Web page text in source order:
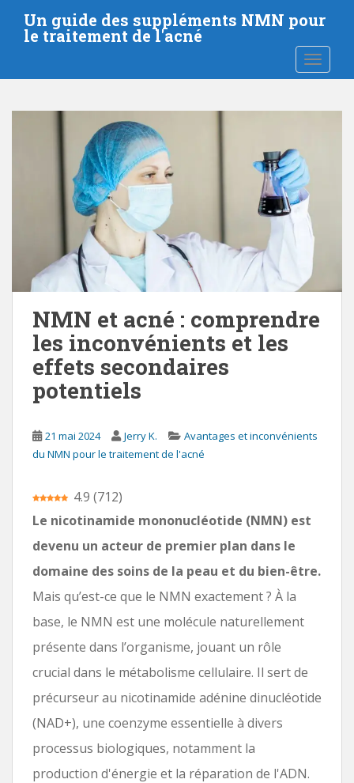
e
Un guide des suppléments NMN pour
le traitement de l'acné
NMN et acné : comprendre
les inconvénients et les
effets secondaires
potentiels
21 mai 2024 Jerry K.
Avantages et inconvénients
du NMN pour le traitement de l'acné
4.9 (712)
Le nicotinamide mononucléotide (NMN) est
devenu un acteur de premier plan dans le
domaine des soins de la peau et du bien-être.
Mais qu’est-ce que le NMN exactement ? À la
base, le NMN est une molécule naturellement
présente dans l’organisme, jouant un rôle
crucial dans le métabolisme cellulaire. Il sert de
précurseur au nicotinamide adénine dinucléotide
(NAD+), une coenzyme essentielle à divers
processus biologiques, notamment la
production d'énergie et la réparation de l'ADN.